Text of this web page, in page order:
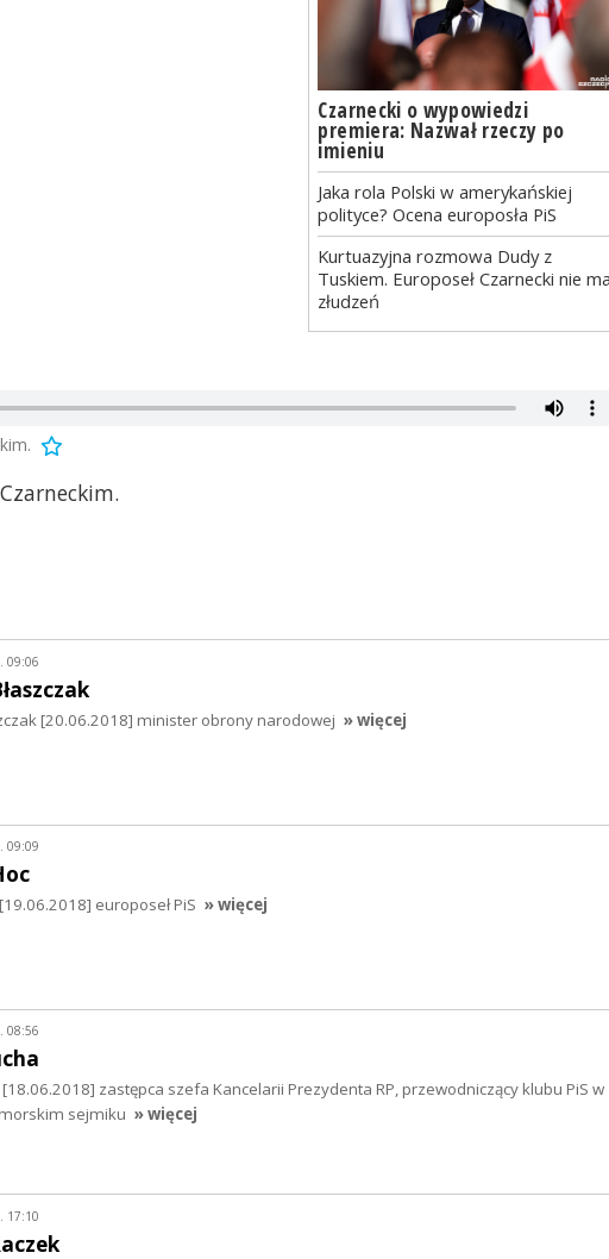
Czarnecki o wypowiedzi
premiera: Nazwał rzeczy po
imieniu
Jaka rola Polski w amerykańskiej
polityce? Ocena europosła PiS
Kurtuazyjna rozmowa Dudy z
Tuskiem. Europoseł Czarnecki nie
złudzeń
09:06
[20.06.2018] minister obrony narodowej » więcej
09:09
europoseł PiS » więcej
08:56
[18.06.2018] zastępca szefa Kancelarii Prezydenta RP, przewodniczący klubu PiS w
sejmiku » więcej
17:10